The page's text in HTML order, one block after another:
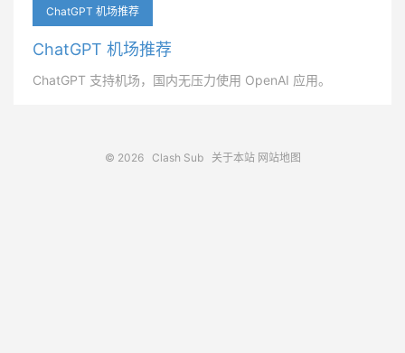
ChatGPT 机场推荐
ChatGPT 机场推荐
ChatGPT 支持机场，国内无压力使用 OpenAI 应用。
© 2026 Clash Sub 关于本站 网站地图